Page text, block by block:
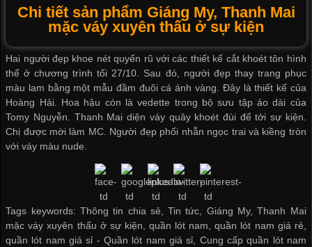
Chi tiết sản phẩm Giáng My, Thanh Mai
mặc váy xuyên thấu ở sự kiện
Hai người đẹp khoe nét quyến rũ với các thiết kế cắt khoét tôn hình
thể ở chương trình tối 27/10. Sau đó, người đẹp thay trang phục
màu lam bằng một mẫu đầm đuôi cá ánh vàng. Đây là thiết kế của
Hoàng Hải. Hoa hậu còn là vedette trong bộ sưu tập áo dài của
Tomy Nguyễn. Thanh Mai diện váy quây khoét đùi để tới sự kiện.
Chị được mời làm MC. Người đẹp phối nhẫn ngọc trai và kiềng tròn
với váy màu nude.
Tags keywords: Thông tin chia sẻ, Tin tức, Giáng My, Thanh Mai
mặc váy xuyên thấu ở sự kiện, quần lót nam, quần lót nam giá rẻ,
quần lót nam giá sỉ -Quần lót nam giá sỉ
Cung cấp quần lót nam